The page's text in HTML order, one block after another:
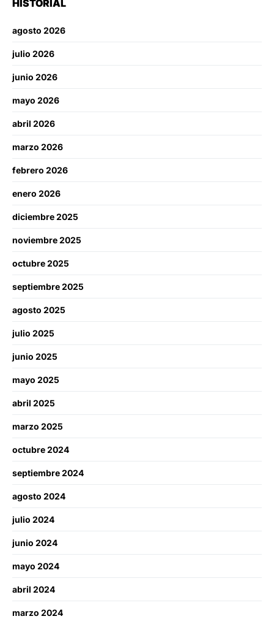
HISTORIAL
agosto 2026
julio 2026
junio 2026
mayo 2026
abril 2026
marzo 2026
febrero 2026
enero 2026
diciembre 2025
noviembre 2025
octubre 2025
septiembre 2025
agosto 2025
julio 2025
junio 2025
mayo 2025
abril 2025
marzo 2025
octubre 2024
septiembre 2024
agosto 2024
julio 2024
junio 2024
mayo 2024
abril 2024
marzo 2024